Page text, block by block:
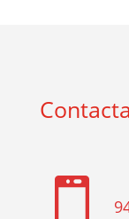
